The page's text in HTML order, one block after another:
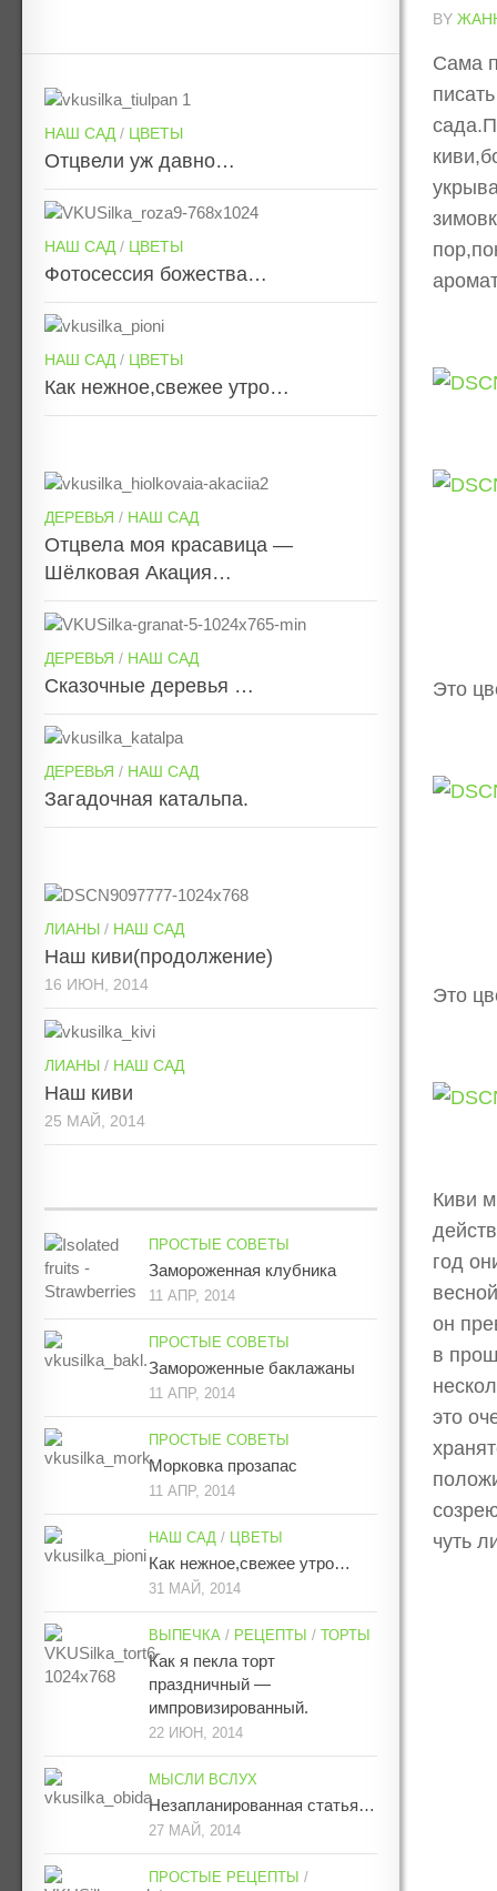
BY
Сама
Это
Это
Киви
год
он
в
это
чуть
НАШ САД / ЦВЕТЫ
Отцвели уж давно…
НАШ САД / ЦВЕТЫ
Фотосессия божества…
НАШ САД / ЦВЕТЫ
Как нежное,свежее утро…
ДЕРЕВЬЯ / НАШ САД
Отцвела моя красавица —
Шёлковая Акация…
ДЕРЕВЬЯ / НАШ САД
Сказочные деревья …
ДЕРЕВЬЯ / НАШ САД
Загадочная катальпа.
ЛИАНЫ / НАШ САД
Наш киви(продолжение)
16 ИЮН, 2014
ЛИАНЫ / НАШ САД
Наш киви
25 МАЙ, 2014
ПРОСТЫЕ СОВЕТЫ
Замороженная клубника
11 АПР, 2014
ПРОСТЫЕ СОВЕТЫ
Замороженные баклажаны
11 АПР, 2014
ПРОСТЫЕ СОВЕТЫ
Морковка прозапас
11 АПР, 2014
НАШ САД / ЦВЕТЫ
Как нежное,свежее утро…
31 МАЙ, 2014
ВЫПЕЧКА / РЕЦЕПТЫ / ТОРТЫ
Как я пекла торт
праздничный —
импровизированный.
22 ИЮН, 2014
МЫСЛИ ВСЛУХ
Незапланированная статья…
27 МАЙ, 2014
ПРОСТЫЕ РЕЦЕПТЫ /